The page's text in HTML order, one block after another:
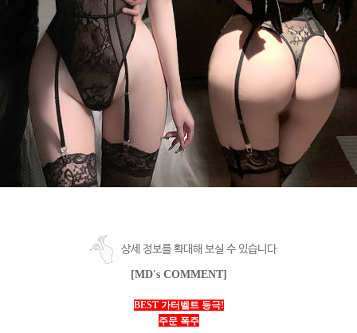
상세 정보를 확대해 보실 수 있습니다
[MD's COMMENT]
BEST 가터벨트 등극!
주문 폭주